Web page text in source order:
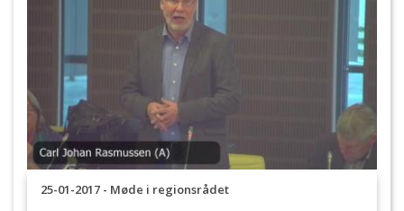
25-01-2017 - Møde i regionsrådet